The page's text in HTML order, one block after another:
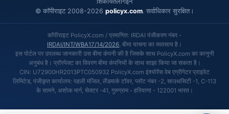
© कॉपीराइट 2008-2026 policyx.com. सर्वाधिकार सुरक्षित।
कॉपीराइट PolicyX.com / प्रमाणित: IRDAI पंजीकरण नंबर -
IRDAI/INT/WBA17/14/2026, बीमा याचना का व्यवसाय है।
इस पोर्टल पर उपलब्ध जानकारी उस बीमा कंपनी की है जिसके साथ PolicyX.com का कानूनी
अनुबंध है। प्रॉस्पेक्ट का विवरण बीमा कंपनियों के साथ साझा किया जा सकता है।
CIN: U72900HR2013PTC050932 PolicyX.com इंश्योरेंस वेब एग्रीगेटर प्राइवेट
लिमिटेड, पंजीकृत कार्यालय: पहली मंजिल, लैंडमार्क टॉवर, प्लॉट नंबर -2, साउथसिटी -1, C-113
के सामने, अशोक मार्ग, सेक्टर -41, गुरुग्राम - हरियाणा - 122001 भारत।